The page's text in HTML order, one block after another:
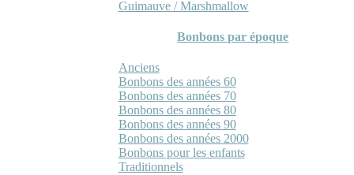
Guimauve / Marshmallow
Bonbons par époque
Anciens
Bonbons des années 60
Bonbons des années 70
Bonbons des années 80
Bonbons des années 90
Bonbons des années 2000
Bonbons pour les enfants
Traditionnels